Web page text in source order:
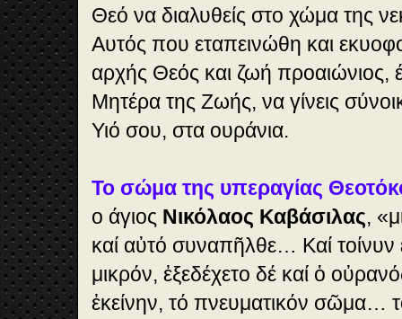
Θεό να διαλυθείς στο χώμα της
Αυτός που εταπεινώθη και
αρχής Θεός και ζωή προαιώνιος,
Μητέρα της Ζωής, να γίνεις
Υιό σου, στα ουράνια.
Το σώμα της υπεραγίας
ο άγιος Νικόλαος Καβάσιλας,
καί αὐτό συναπῆλθε… Καί τοίνυν
μικρόν, ἐξεδέχετο δέ καί ὁ
ἐκείνην, τό πνευματικόν σῶμα…